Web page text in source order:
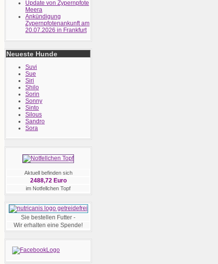
Update von Zypernpfote
Meera
Ankündigung
Zypernpfotenankunft am
20.07.2026 in Frankfurt
Neueste Hunde
Suvi
Sue
Siri
Shilo
Sorin
Sonny
Sinto
Silous
Sandro
Sora
Aktuell befinden sich
2488,72 Euro
im Notfellchen Topf
Sie bestellen Futter -
Wir erhalten eine Spende!